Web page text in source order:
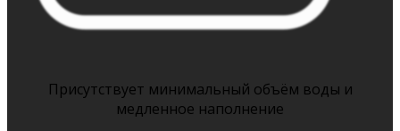
Присутствует минимальный объём воды и
медленное наполнение